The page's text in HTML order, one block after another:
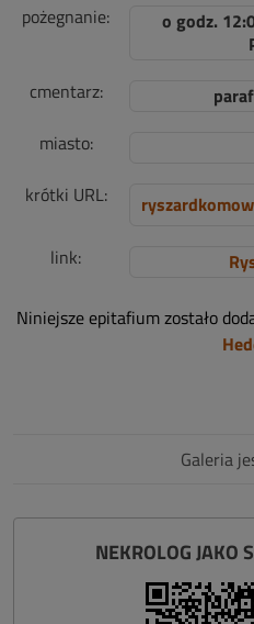
pożegnanie:
o godz.
cmentarz:
miasto:
krótki URL:
link:
Niniejsze epitafium zostało
Galeria
NEKROLOG JAKO